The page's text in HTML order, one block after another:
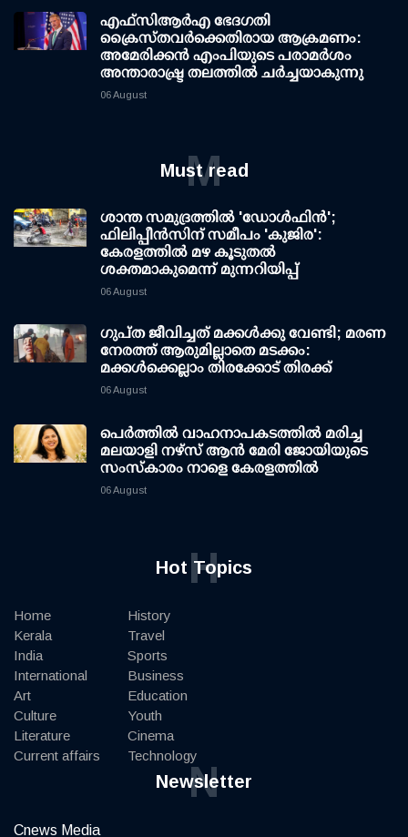
എഫ്‌സി‌ആര്‍‌എ ഭേദഗതി
ക്രൈസ്തവർക്കെതിരായ ആക്രമണം:
അമേരിക്കൻ എംപിയുടെ പരാമർശം
അന്താരാഷ്ട്ര തലത്തിൽ ചർച്ചയാകുന്നു
06 August
Must read
M
ശാന്ത സമുദ്രത്തില്‍ 'ഡോള്‍ഫിന്‍';
ഫിലിപ്പീന്‍സിന് സമീപം 'കുജിര':
കേരളത്തില്‍ മഴ കൂടുതല്‍
ശക്തമാകുമെന്ന് മുന്നറിയിപ്പ്
06 August
ഗുപ്ത ജീവിച്ചത് മക്കള്‍ക്കു വേണ്ടി; മരണ
നേരത്ത് ആരുമില്ലാതെ മടക്കം:
മക്കള്‍ക്കെല്ലാം തിരക്കോട് തിരക്ക്
06 August
പെർത്തിൽ വാഹനാപകടത്തിൽ മരിച്ച
മലയാളി നഴ്സ് ആൻ മേരി ജോയിയുടെ
സംസ്കാരം നാളെ കേരളത്തിൽ
06 August
Hot Topics
H
Home
Kerala
India
International
Art
Culture
Literature
Current affairs
History
Travel
Sports
Business
Education
Youth
Cinema
Technology
Newsletter
N
Cnews Media